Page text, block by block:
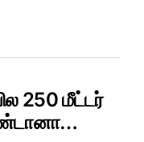
250 மீட்டர்